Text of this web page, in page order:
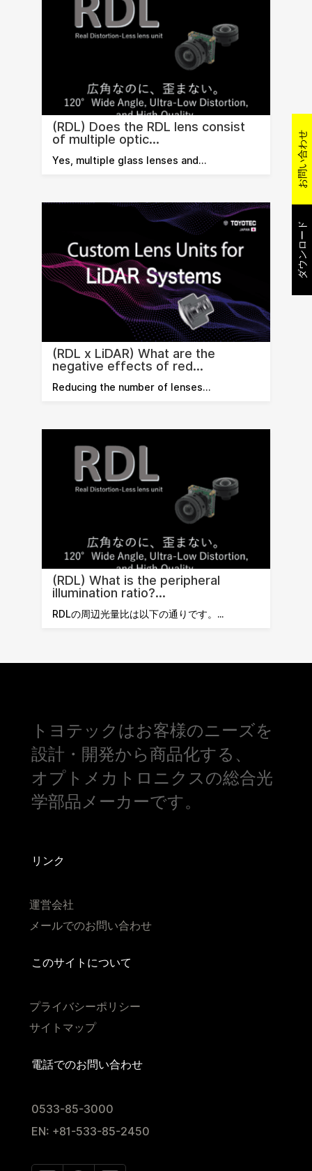
(RDL) Does the RDL lens consist
of multiple optic...
Yes, multiple glass lenses and…
(RDL x LiDAR) What are the
negative effects of red...
Reducing the number of lenses…
(RDL) What is the peripheral
illumination ratio?...
RDLの周辺光量比は以下の通りです。...
トヨテックはお客様のニーズを
設計・開発から商品化する、
オプトメカトロニクスの総合光
学部品メーカーです。
リンク
運営会社
メールでのお問い合わせ
このサイトについて
プライバシーポリシー
サイトマップ
電話でのお問い合わせ
0533-85-3000
EN: +81-533-85-2450
ダウンロード
お問い合わせ